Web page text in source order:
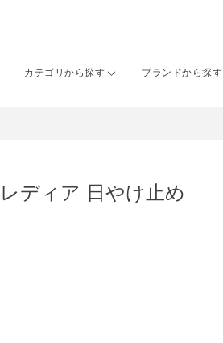
カテゴリから探す ブランドから探す
ディア 日やけ止め